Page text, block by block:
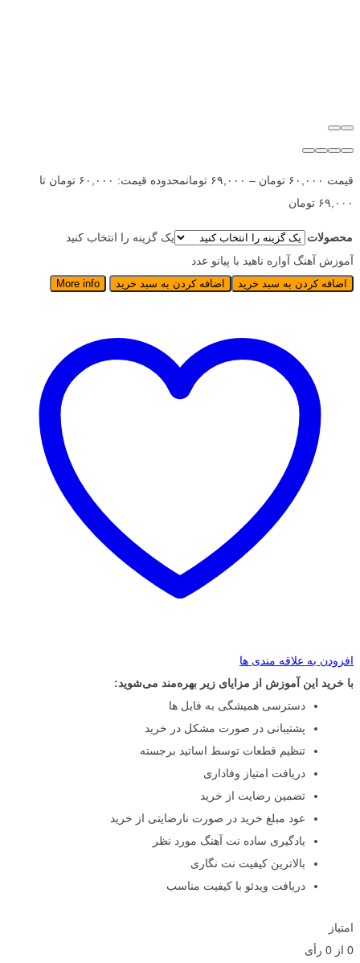
قیمت ۶۰,۰۰۰ تومان – ۶۹,۰۰۰ تومان
محدوده قیمت: ۶۰,۰۰۰ تومان تا
۶۹,۰۰۰ تومان
محصولات
یک گزینه را انتخاب کنید
آموزش آهنگ آواره ناهید با پیانو عدد
اضافه کردن به سبد خرید اضافه کردن به سبد خرید More info
افزودن به علاقه مندی ها
با خرید این آموزش از مزایای زیر بهره‌مند می‌شوید:
دسترسی همیشگی به فایل ها
پشتیبانی در صورت مشکل در خرید
تنظیم قطعات توسط اساتید برجسته
دریافت امتیاز وفاداری
تضمین رضایت از خرید
عود مبلغ خرید در صورت نارضایتی از خرید
یادگیری ساده نت آهنگ مورد نظر
بالاترین کیفیت نت نگاری
دریافت ویدئو با کیفیت مناسب
امتیاز
0 از 0 رأی